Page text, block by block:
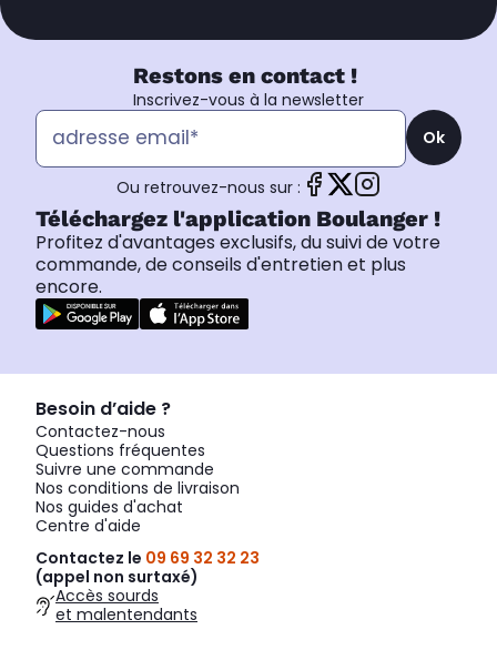
Restons en contact !
Inscrivez-vous à la newsletter
Ok
Ou retrouvez-nous sur :
Téléchargez l'application Boulanger !
Profitez d'avantages exclusifs, du suivi de votre
commande, de conseils d'entretien et plus
encore.
Besoin d’aide ?
Contactez-nous
Questions fréquentes
Suivre une commande
Nos conditions de livraison
Nos guides d'achat
Centre d'aide
Contactez le 09 69 32 32 23
(appel non surtaxé)
Accès sourds
et malentendants